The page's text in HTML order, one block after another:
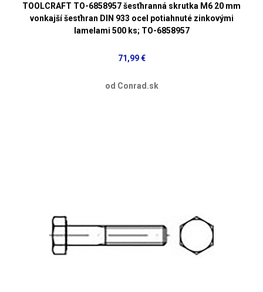
TOOLCRAFT TO-6858957 šesťhranná skrutka M6 20 mm
vonkajší šesťhran DIN 933 ocel potiahnuté zinkovými
lamelami 500 ks; TO-6858957
71,99 €
od Conrad.sk